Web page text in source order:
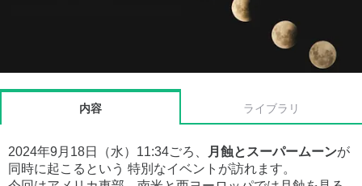
内容 ライブラリ
2024年9月18日（水）11:34ごろ、 月蝕とスーパームーンが
同時に起こるという 特別なイベントが訪れます。